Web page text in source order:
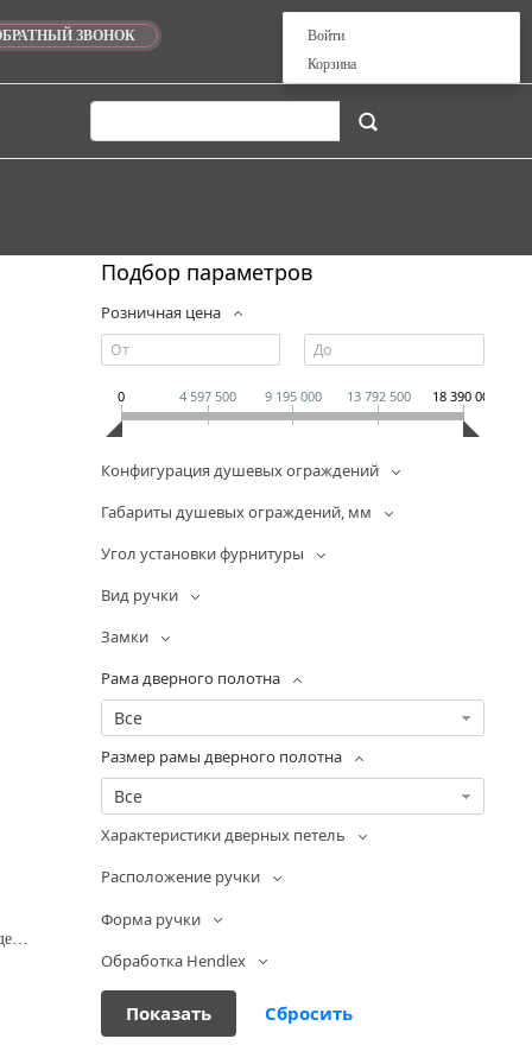
ЗВОНОК
Подбор параметров
Розничная цена
0 4 597 500 9 195 000 13 792 500 18 390 000
Конфигурация душевых ограждений
Габариты душевых ограждений, мм
Угол установки фурнитуры
Вид ручки
Замки
Рама дверного полотна
Все
Размер рамы дверного полотна
Все
Характеристики дверных петель
Расположение ручки
Форма ручки
Обработка Hendlex
Войти
Корзина
Москитная сетка Плиссе Модель 1.